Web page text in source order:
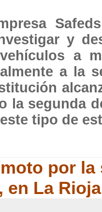
y
a
a la
la segunda
tipo de
por la
en La Rioja